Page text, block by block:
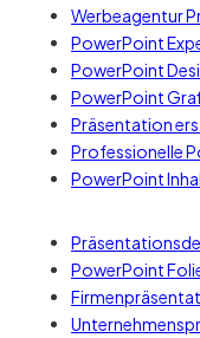
Werbeagentur
PowerPoint
PowerPoint
PowerPoint
Präsentation
Professionelle
PowerPoint
PowerPoint